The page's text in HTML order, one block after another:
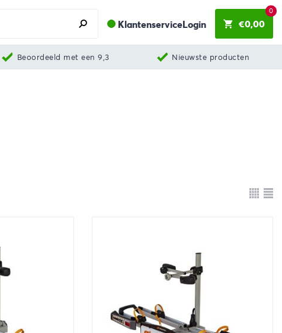
KlantenserviceLogin €0,00
0
Beoordeeld met een 9,3 Nieuwste producten